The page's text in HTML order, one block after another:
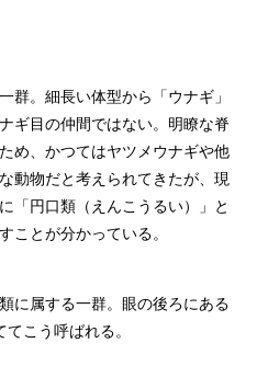
群。細長い体型から「ウナギ」
ギ目の仲間ではない。明瞭な脊
め、かつてはヤツメウナギや他
動物だと考えられてきたが、現
「円口類（えんこうるい）」と
ことが分かっている。
に属する一群。眼の後ろにある
こう呼ばれる。